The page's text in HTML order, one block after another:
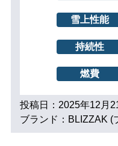
雪上性能
持続性
燃費
投稿日：2025年12月
ブランド：BLIZZAK (